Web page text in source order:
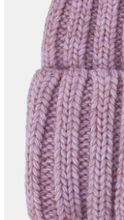
Аутлет
Акции / Новости
Адреса магазинов
Москва